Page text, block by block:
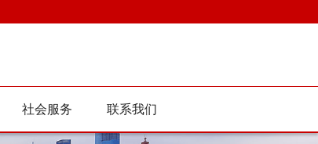
社会服务 联系我们